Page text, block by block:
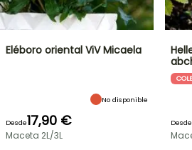
Eléboro oriental ViV Micaela
No disponible
Desde17,90 €
Maceta 2L/3L
Desde